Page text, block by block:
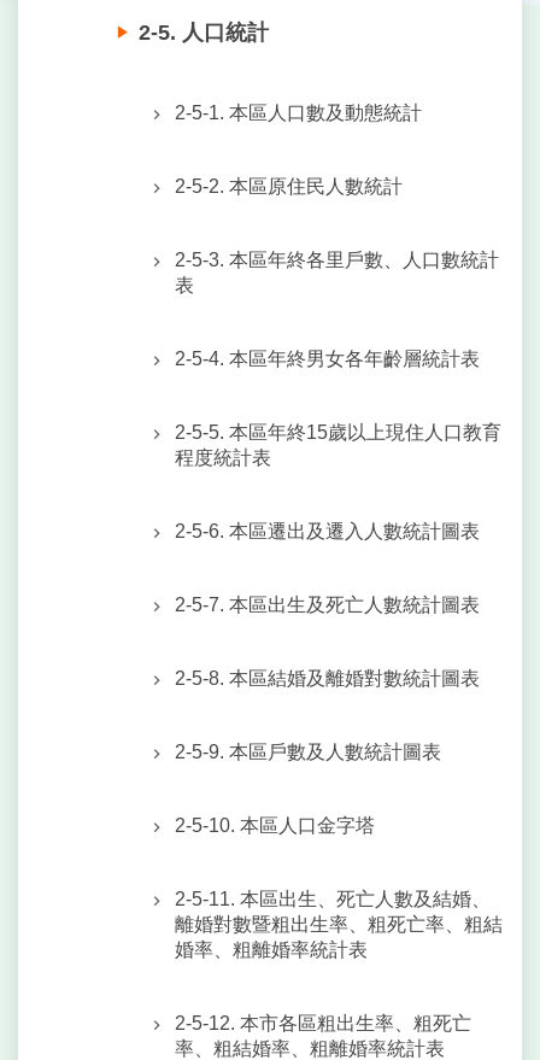
2-5. 人口統計
2-5-1. 本區人口數及動態統計
2-5-2. 本區原住民人數統計
2-5-3. 本區年終各里戶數、人口數統計
表
2-5-4. 本區年終男女各年齡層統計表
2-5-5. 本區年終15歲以上現住人口教育
程度統計表
2-5-6. 本區遷出及遷入人數統計圖表
2-5-7. 本區出生及死亡人數統計圖表
2-5-8. 本區結婚及離婚對數統計圖表
2-5-9. 本區戶數及人數統計圖表
2-5-10. 本區人口金字塔
2-5-11. 本區出生、死亡人數及結婚、
離婚對數暨粗出生率、粗死亡率、粗結
婚率、粗離婚率統計表
2-5-12. 本市各區粗出生率、粗死亡
率、粗結婚率、粗離婚率統計表